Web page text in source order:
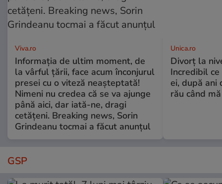
Viva.ro
Informația de ultim moment, de
la vârful țării, face acum înconjurul
presei cu o viteză neașteptată!
Nimeni nu credea că se va ajunge
până aici, dar iată-ne, dragi
cetățeni. Breaking news, Sorin
Grindeanu tocmai a făcut anunțul
Unica.ro
Divorț la
Incredibil
ei, după ani
rău când
GSP